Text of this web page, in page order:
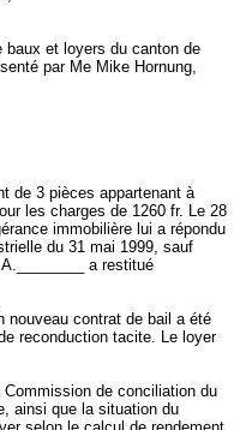
baux et loyers du canton de
par Me Mike Hornung,
de 3 pièces appartenant à
les charges de 1260 fr. Le 28
immobilière lui a répondu
du 31 mai 1999, sauf
a restitué
nouveau contrat de bail a été
reconduction tacite. Le loyer
de conciliation du
ainsi que la situation du